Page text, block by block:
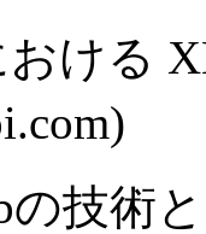
おける
の技術